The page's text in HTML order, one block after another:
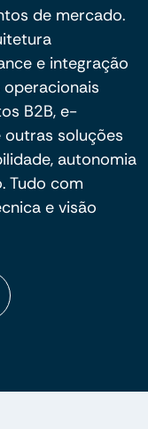
de mercado.
e integração
B2B, e-
soluções
autonomia
Tudo com
e visão